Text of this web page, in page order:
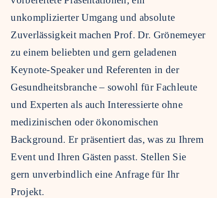
unkomplizierter Umgang und absolute
Zuverlässigkeit machen Prof. Dr. Grönemeyer
zu einem beliebten und gern geladenen
Keynote-Speaker und Referenten in der
Gesundheitsbranche – sowohl für Fachleute
und Experten als auch Interessierte ohne
medizinischen oder ökonomischen
Background. Er präsentiert das, was zu Ihrem
Event und Ihren Gästen passt. Stellen Sie
gern unverbindlich eine Anfrage für Ihr
Projekt.